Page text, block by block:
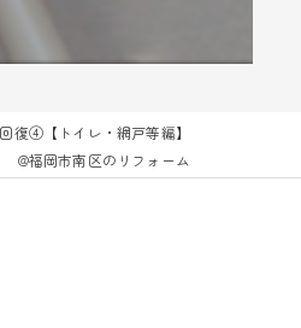
復④【トイレ・網戸等編】
@福岡市南区のリフォーム